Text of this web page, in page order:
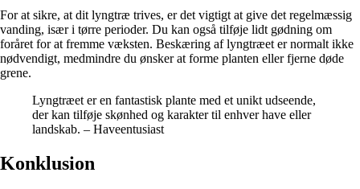
For at sikre, at dit lyngtræ trives, er det vigtigt at give det regelmæssig
vanding, især i tørre perioder. Du kan også tilføje lidt gødning om
foråret for at fremme væksten. Beskæring af lyngtræet er normalt ikke
nødvendigt, medmindre du ønsker at forme planten eller fjerne døde
grene.
Lyngtræet er en fantastisk plante med et unikt udseende,
der kan tilføje skønhed og karakter til enhver have eller
landskab. – Haveentusiast
Konklusion